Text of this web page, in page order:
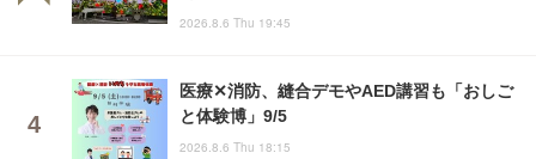
2026.8.6 Thu 19:45
医療✕消防、縫合デモやAED講習も「おしご
と体験博」9/5
2026.8.6 Thu 18:15